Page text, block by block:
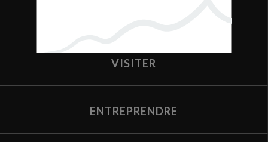
VISITER
ENTREPRENDRE